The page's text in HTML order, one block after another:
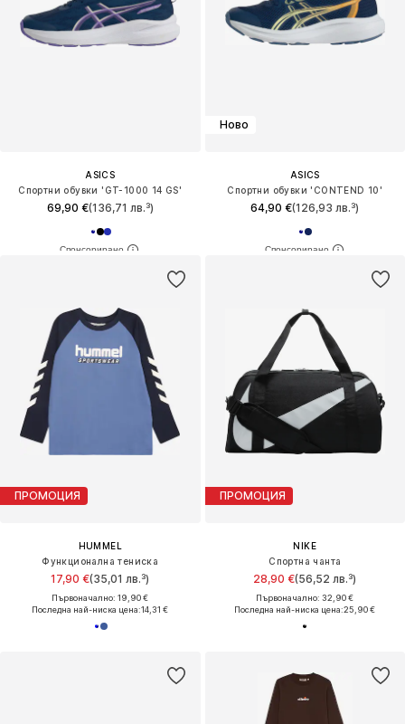
ASICS
Спортни обувки 'GT-1000 14 GS'
69,90 €(136,71 лв.³)
Ново
ASICS
Спортни обувки 'CONTEND 10'
64,90 €(126,93 лв.³)
ПРОМОЦИЯ
HUMMEL
Функционална тениска
17,90 €(35,01 лв.³)
Първоначално: 19,90 €
Последна най-ниска цена:14,31 €
ПРОМОЦИЯ
NIKE
Спортна чанта
28,90 €(56,52 лв.³)
Първоначално: 32,90 €
Последна най-ниска цена:25,90 €